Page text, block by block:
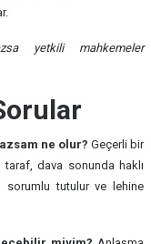
yetkili mahkemeler
ne olur? Geçerli bir
taraf, dava sonunda haklı
sorumlu tutulur ve lehine